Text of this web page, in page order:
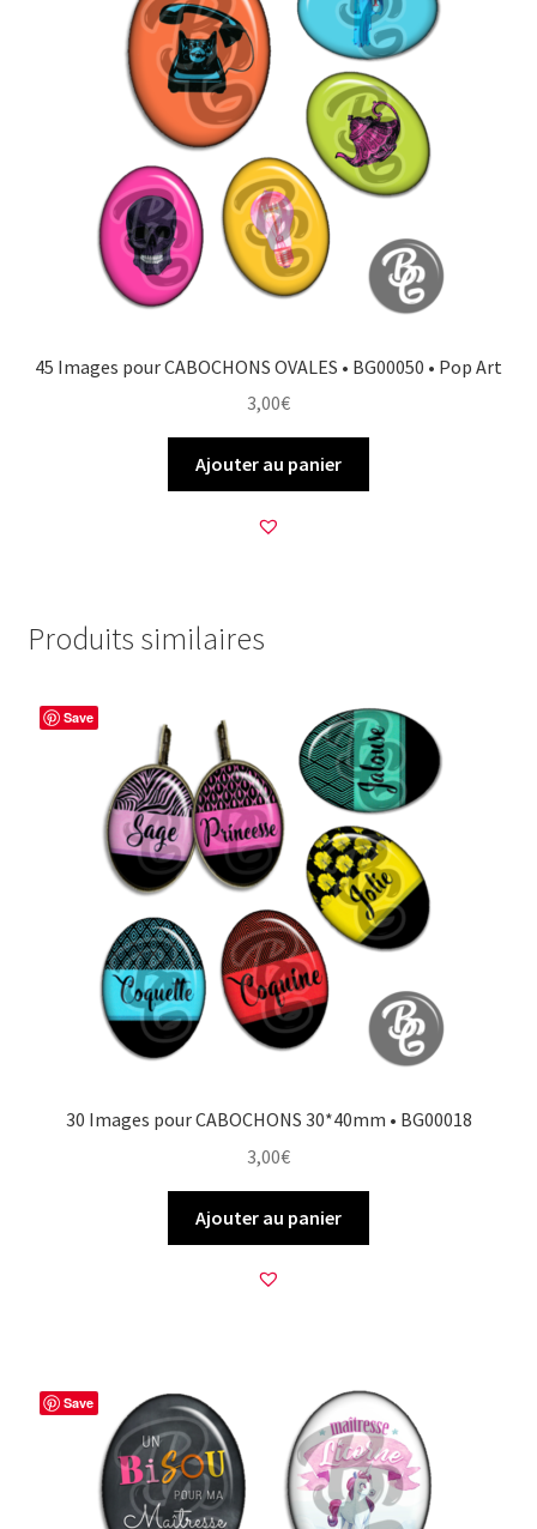
45 Images pour CABOCHONS OVALES • BG00050 • Pop Art
3,00€
Ajouter au panier
Produits similaires
Save
30 Images pour CABOCHONS 30*40mm • BG00018
3,00€
Ajouter au panier
Save